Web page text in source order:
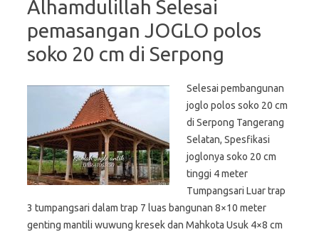
Alhamdulillah Selesai
pemasangan JOGLO polos
soko 20 cm di Serpong
Selesai pembangunan
joglo polos soko 20 cm
di Serpong Tangerang
Selatan, Spesfikasi
joglonya soko 20 cm
tinggi 4 meter
Tumpangsari Luar trap
3 tumpangsari dalam trap 7 luas bangunan 8×10 meter
genting mantili wuwung kresek dan Mahkota Usuk 4×8 cm